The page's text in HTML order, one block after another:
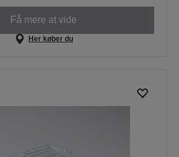
Få mere at vide
Her køber du